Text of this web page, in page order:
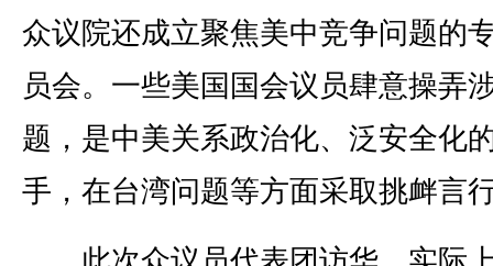
众议院还成立聚焦美中竞争问题的
员会。一些美国国会议员肆意操弄
题，是中美关系政治化、泛安全化
手，在台湾问题等方面采取挑衅言